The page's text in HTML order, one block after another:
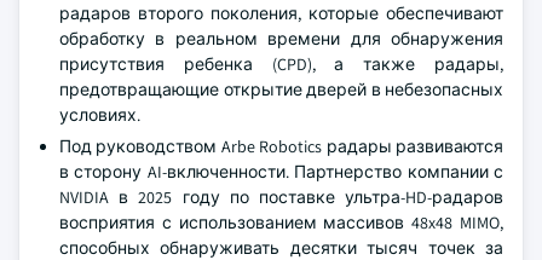
радаров второго поколения, которые обеспечивают
обработку в реальном времени для обнаружения
присутствия ребенка (CPD), а также радары,
предотвращающие открытие дверей в небезопасных
условиях.
Под руководством Arbe Robotics радары развиваются
в сторону AI-включенности. Партнерство компании с
NVIDIA в 2025 году по поставке ультра-HD-радаров
восприятия с использованием массивов 48x48 MIMO,
способных обнаруживать десятки тысяч точек за